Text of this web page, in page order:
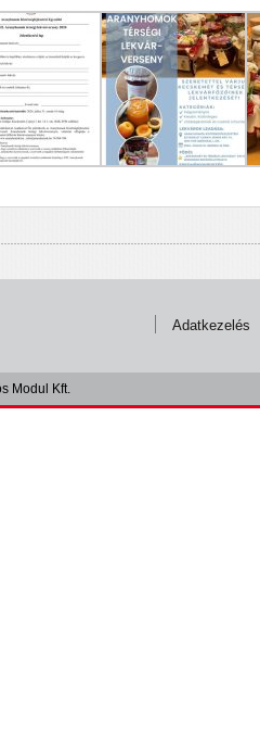
Adatkezelés
Modul Kft.